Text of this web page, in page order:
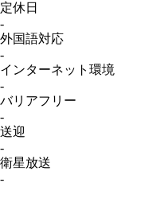
定休日
-
外国語対応
-
インターネット 環境
-
バリアフリー
-
送迎
-
衛星放送
-